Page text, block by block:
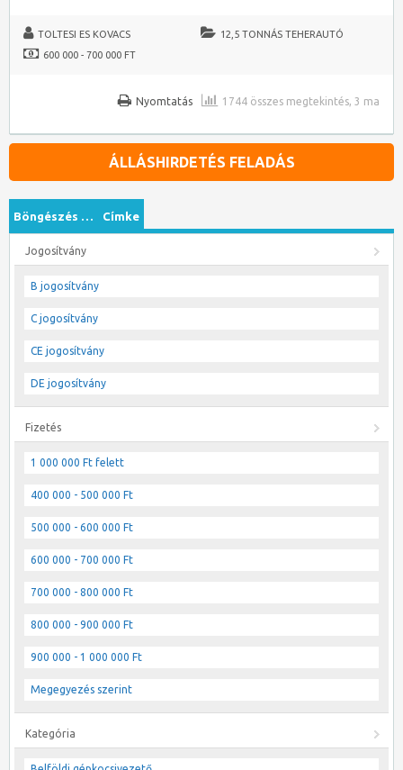
TOLTESI ES KOVACS
12,5 TONNÁS TEHERAUTÓ
600 000 - 700 000 FT
1744 összes megtekintés, 3 ma
Nyomtatás
ÁLLÁSHIRDETÉS FELADÁS
Böngészés … Címke
Jogosítvány
B jogosítvány
C jogosítvány
CE jogosítvány
DE jogosítvány
Fizetés
1 000 000 Ft felett
400 000 - 500 000 Ft
500 000 - 600 000 Ft
600 000 - 700 000 Ft
700 000 - 800 000 Ft
800 000 - 900 000 Ft
900 000 - 1 000 000 Ft
Megegyezés szerint
Kategória